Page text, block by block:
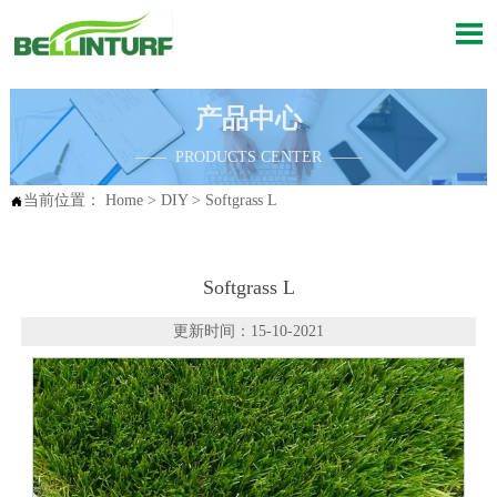

产品中心
—— PRODUCTS CENTER ——
当前位置： Home> DIY> Softgrass L
Softgrass L
更新时间：15-10-2021